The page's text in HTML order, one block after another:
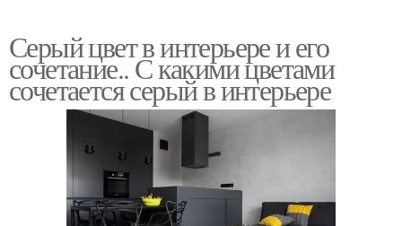
Серый цвет в интерьере и его
сочетание.. С какими цветами
сочетается серый в интерьере